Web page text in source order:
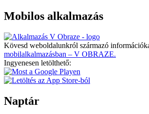
Mobilos alkalmazás
Kövesd weboldalunkról származó
mobilalkalmazásban – V OBRAZE.
Ingyenesen letölthető:
Naptár